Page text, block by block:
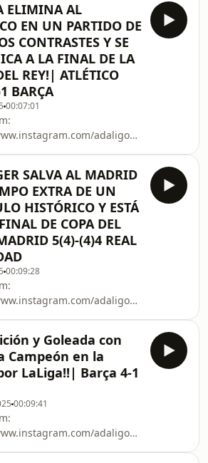
ELIMINA AL
EN UN PARTIDO DE
CONTRASTES Y SE
A LA FINAL DE LA
REY!| ATLÉTICO
BARÇA
00:07:01
adaligonzalez_/X:
channel/UC0-
adaligonzalez
SALVA AL MADRID
EXTRA DE UN
HISTÓRICO Y ESTÁ
DE COPA DEL
5(4)-(4)4 REAL
00:09:28
adaligonzalez_/X:
adaligonzalez
y Goleada con
Campeón en la
LaLiga!!| Barça 4-1
00:09:41
adaligonzalez_/X: